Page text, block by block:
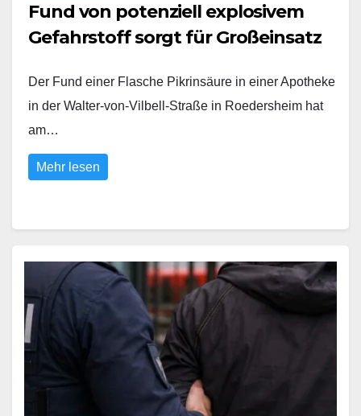
Fund von potenziell explosivem
Gefahrstoff sorgt für Großeinsatz
Der Fund einer Flasche Pikrinsäure in einer Apotheke
in der Walter-von-Vilbell-Straße in Roedersheim hat
am…
Mehr lesen